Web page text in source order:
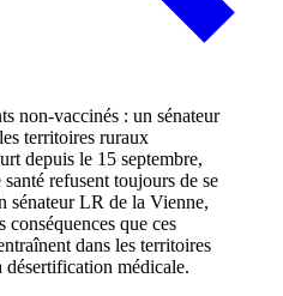
depuis le 15 septembre,
refusent toujours de se
sénateur LR de la Vienne,
que ces
dans les territoires
désertification médicale.